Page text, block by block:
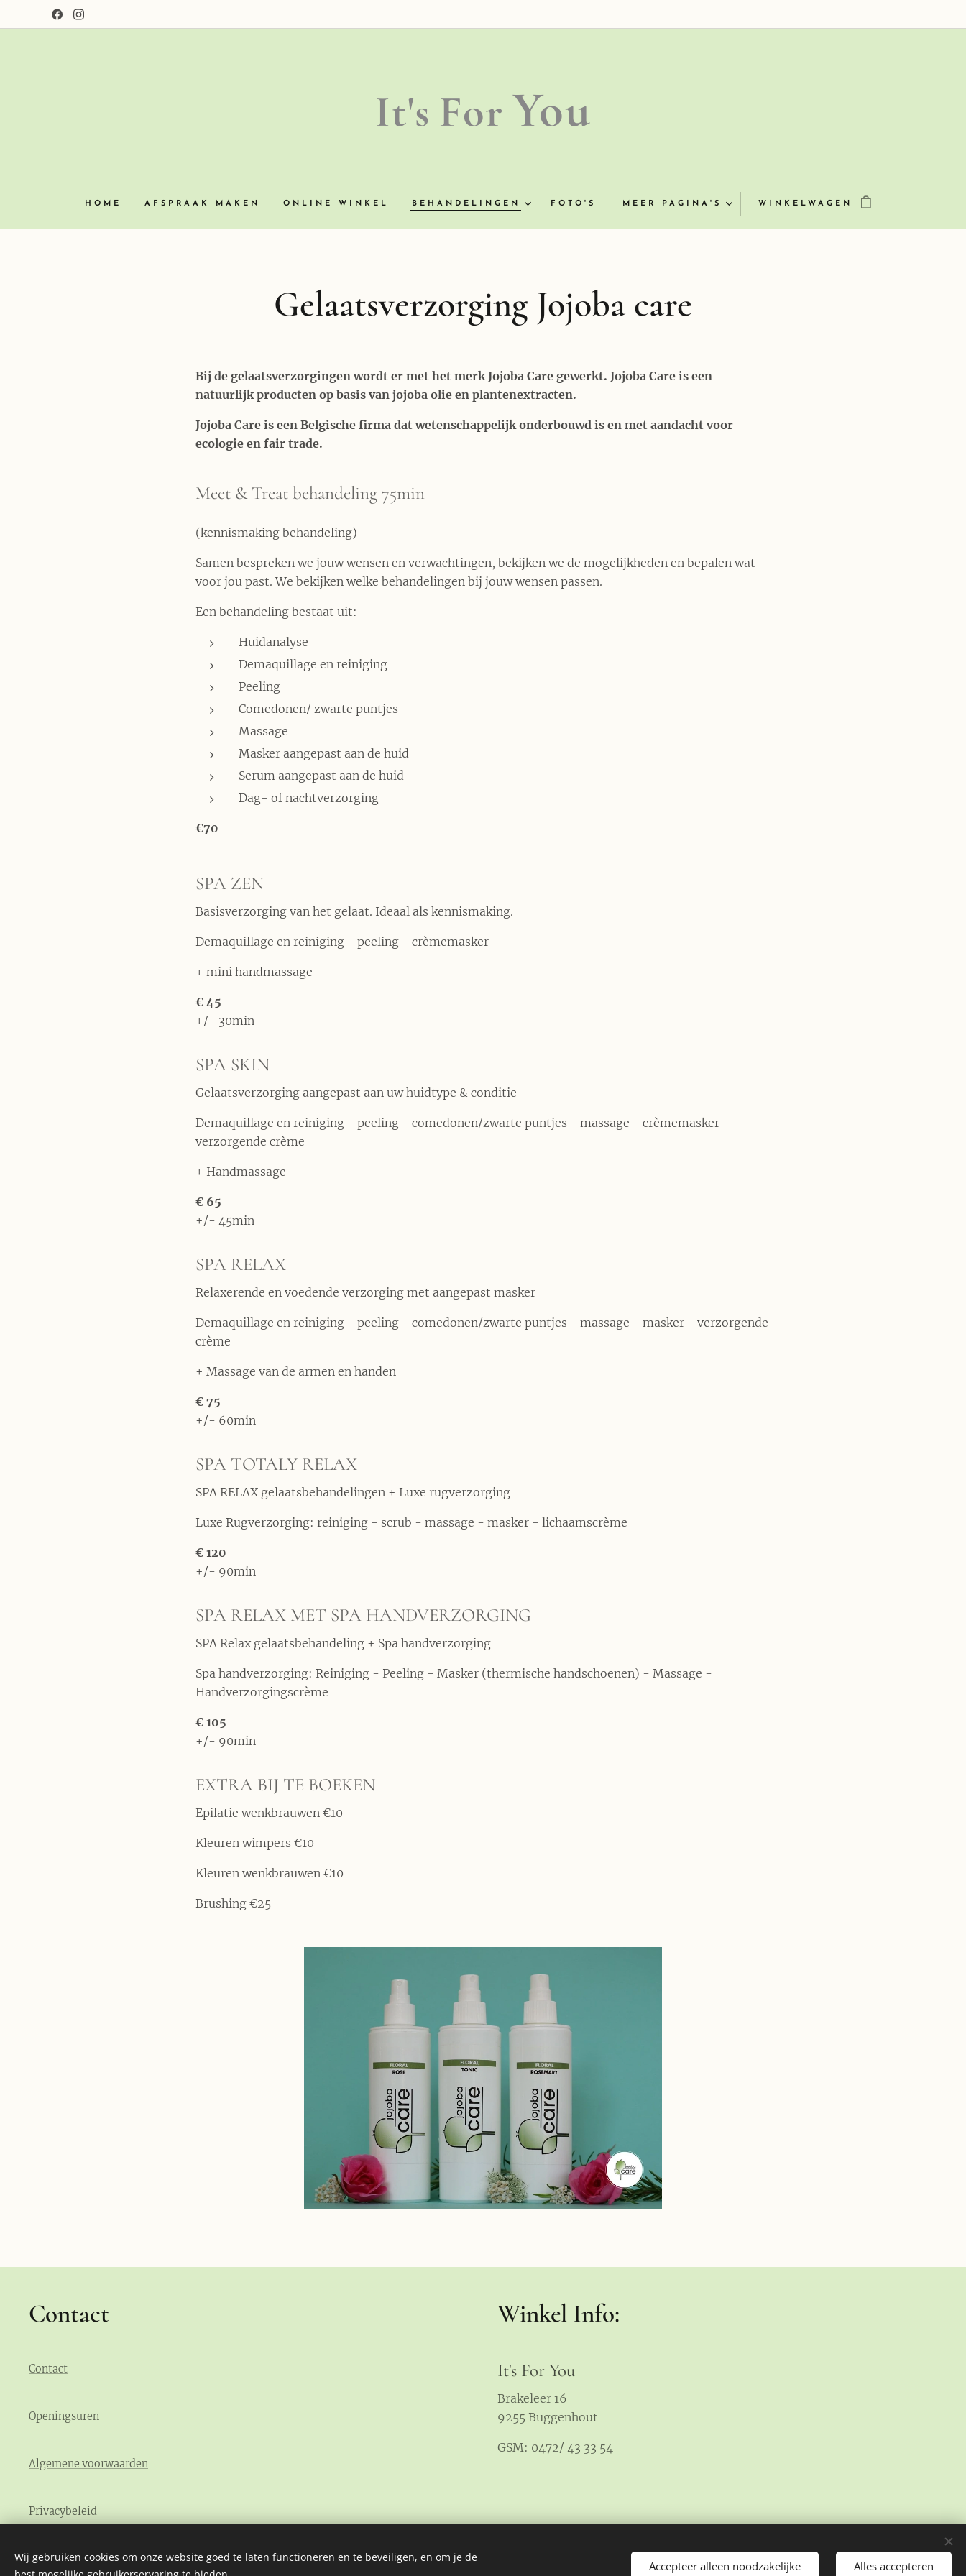
It's For You
HOME AFSPRAAK MAKEN ONLINE WINKEL BEHANDELINGEN FOTO'S MEER PAGINA'S WINKELWAGEN
Gelaatsverzorging Jojoba care
Bij de gelaatsverzorgingen wordt er met het merk Jojoba Care gewerkt. Jojoba Care is een
natuurlijk producten op basis van jojoba olie en plantenextracten.
Jojoba Care is een Belgische firma dat wetenschappelijk onderbouwd is en met aandacht voor
ecologie en fair trade.
Meet & Treat behandeling 75min
(kennismaking behandeling)
Samen bespreken we jouw wensen en verwachtingen, bekijken we de mogelijkheden en bepalen wat
voor jou past. We bekijken welke behandelingen bij jouw wensen passen.
Een behandeling bestaat uit:
Huidanalyse
Demaquillage en reiniging
Peeling
Comedonen/ zwarte puntjes
Massage
Masker aangepast aan de huid
Serum aangepast aan de huid
Dag- of nachtverzorging
€70
SPA ZEN
Basisverzorging van het gelaat. Ideaal als kennismaking.
Demaquillage en reiniging - peeling - crèmemasker
+ mini handmassage
€ 45
+/- 30min
SPA SKIN
Gelaatsverzorging aangepast aan uw huidtype & conditie
Demaquillage en reiniging - peeling - comedonen/zwarte puntjes - massage - crèmemasker -
verzorgende crème
+ Handmassage
€ 65
+/- 45min
SPA RELAX
Relaxerende en voedende verzorging met aangepast masker
Demaquillage en reiniging - peeling - comedonen/zwarte puntjes - massage - masker - verzorgende
crème
+ Massage van de armen en handen
€ 75
+/- 60min
SPA TOTALY RELAX
SPA RELAX gelaatsbehandelingen + Luxe rugverzorging
Luxe Rugverzorging: reiniging - scrub - massage - masker - lichaamscrème
€ 120
+/- 90min
SPA RELAX MET SPA HANDVERZORGING
SPA Relax gelaatsbehandeling + Spa handverzorging
Spa handverzorging: Reiniging - Peeling - Masker (thermische handschoenen) - Massage -
Handverzorgingscrème
€ 105
+/- 90min
EXTRA BIJ TE BOEKEN
Epilatie wenkbrauwen €10
Kleuren wimpers €10
Kleuren wenkbrauwen €10
Brushing €25
Contact
Contact
Openingsuren
Algemene voorwaarden
Privacybeleid
Winkel Info:
It's For You
Brakeleer 16
9255 Buggenhout
GSM: 0472/ 43 33 54
Wij gebruiken cookies om onze website goed te laten functioneren en te beveiligen, en om je de
Accepteer alleen noodzakelijke Alles accepteren